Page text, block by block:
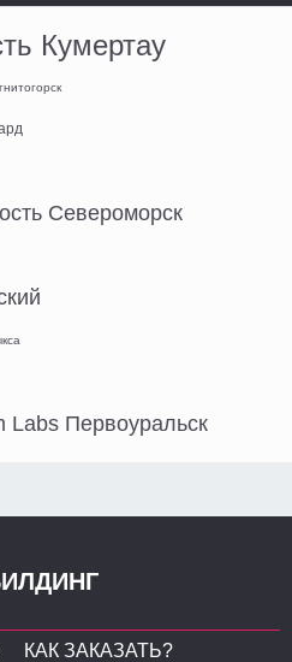
Кумертау
Североморск
Labs Первоуральск
КАК ЗАКАЗАТЬ?